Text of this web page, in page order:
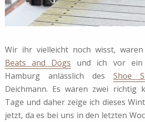
Wir ihr vielleicht noch wisst,
Beats and Dogs und ich vor ein
Hamburg anlässlich des Shoe
Deichmann. Es waren zwei richtig
Tage und daher zeige ich dieses
jetzt, da es bei uns in den letzten